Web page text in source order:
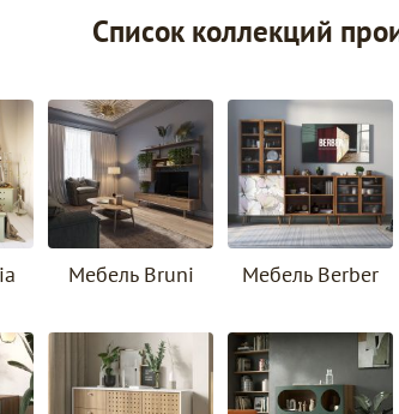
Список коллекций
Мебель Bruni Мебель Berber